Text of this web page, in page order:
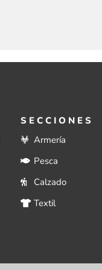
SECCIONES
Armería
Pesca
Calzado
Textil